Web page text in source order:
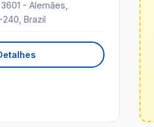
- Alemães,
240, Brazil